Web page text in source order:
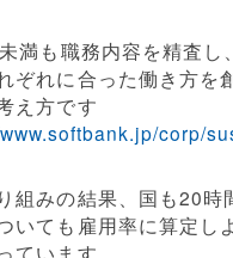
満も職務内容を精査し
ぞれに合った働き方を
え方です
corp/
組みの結果、国も20時
いても雇用率に算定し
ています